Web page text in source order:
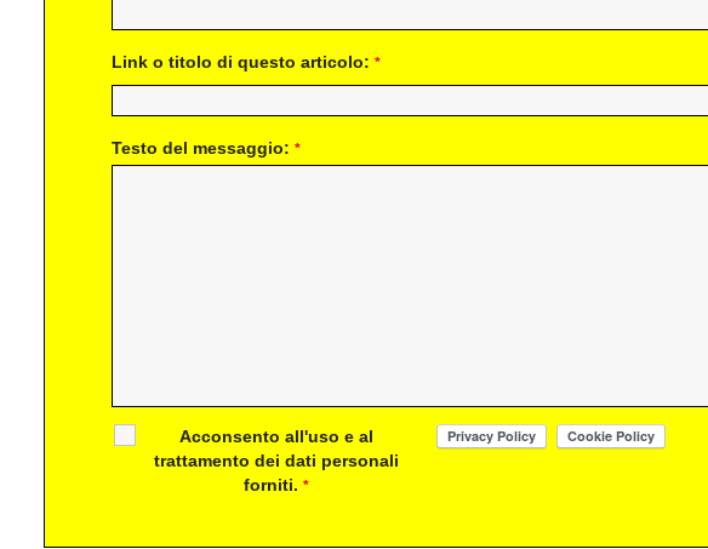
Link o titolo di questo articolo: *
Testo del messaggio: *
Acconsento all'uso e al
trattamento dei dati personali
forniti.*